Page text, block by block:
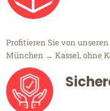
Profitieren Sie von unseren
München → Kassel, ohne